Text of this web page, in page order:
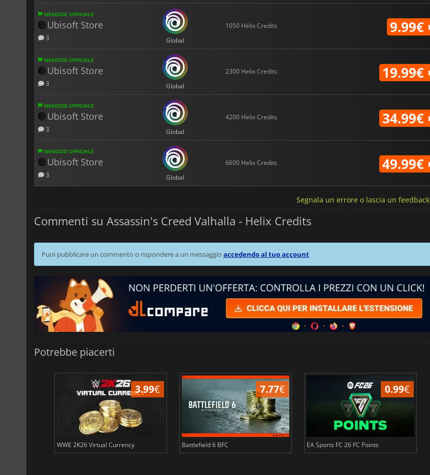
NEGOZIO UFFICIALE
Ubisoft Store
3 Global
1050 Helix Credits 9.99€
NEGOZIO UFFICIALE
Ubisoft Store
3 Global
2300 Helix Credits 19.99€
NEGOZIO UFFICIALE
Ubisoft Store
3 Global
4200 Helix Credits 34.99€
NEGOZIO UFFICIALE
Ubisoft Store
3 Global
6600 Helix Credits 49.99€
Segnala un errore o lascia un feedback
Commenti su Assassin's Creed Valhalla - Helix Credits
Puoi pubblicare un commento o rispondere a un messaggio accedendo al tuo account
Potrebbe piacerti
3.99€
WWE 2K26 Virtual Currency
7.77€
Battlefield 6 BFC
0.99€
EA Sports FC 26 FC Points